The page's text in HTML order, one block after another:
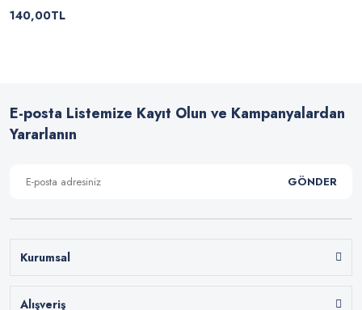
140,00TL
E-posta Listemize Kayıt Olun ve Kampanyalardan
Yararlanın
GÖNDER
Kurumsal
Alışveriş